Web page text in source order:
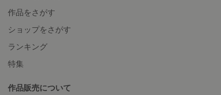
作品をさがす
ショップをさがす
ランキング
特集
作品販売について